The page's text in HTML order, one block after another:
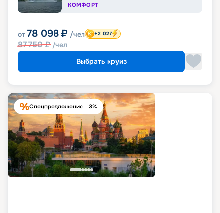
КОМФОРТ
от 78 098 ₽ /чел
87 750₽ /чел
+2 027
Выбрать круиз
Спецпредложение - 3%